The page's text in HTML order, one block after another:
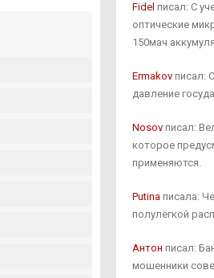
Fidel писал: С
оптические
150мач
Ermakovписал:
давление
Nosovписал:
которое
применяются.
Putinaписала:
полулёгкой
Антон писал:
мошенники